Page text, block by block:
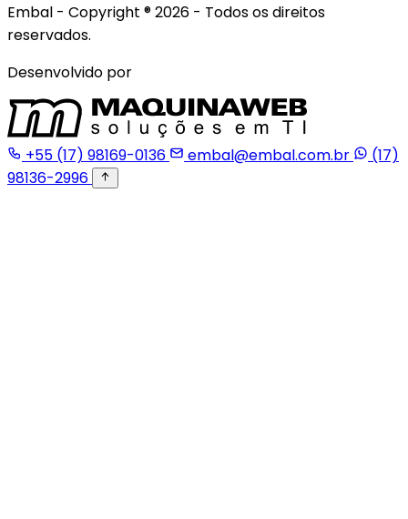
Embal - Copyright ® 2026 - Todos os direitos
reservados.
Desenvolvido por
+55 (17) 98169-0136 embal@embal.com.br
(17)
98136-2996